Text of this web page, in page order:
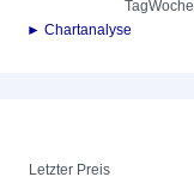
TagWoche
► Chartanalyse
Letzter Preis